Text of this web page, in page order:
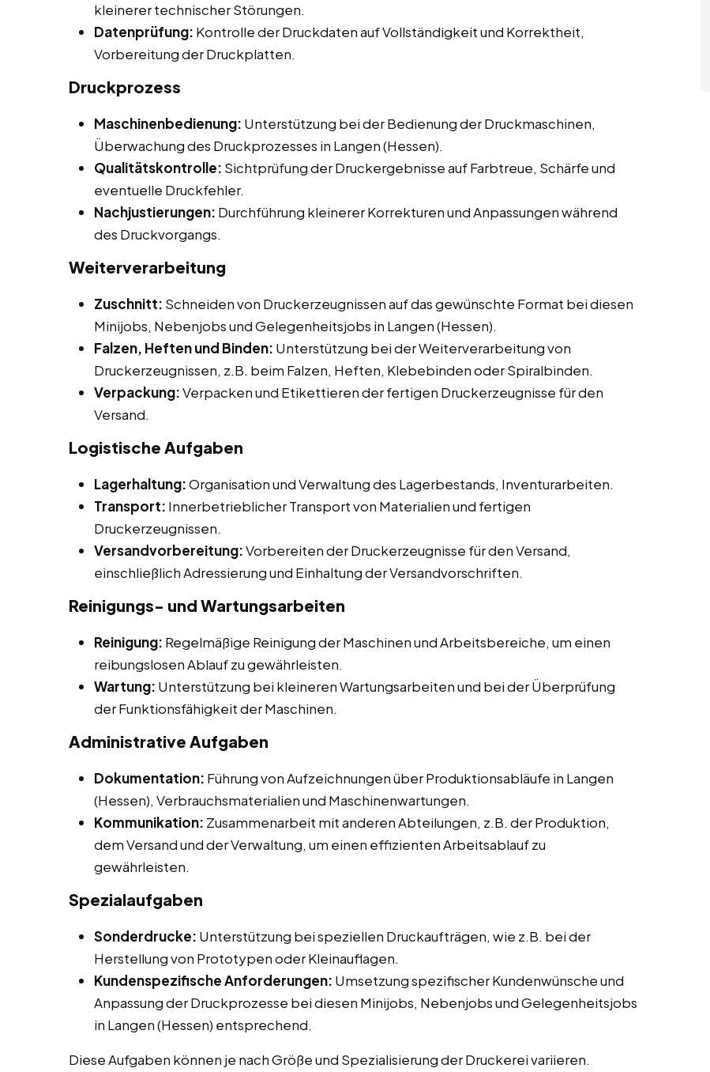
kleinerer technischer Störungen.
Datenprüfung: Kontrolle der Druckdaten auf Vollständigkeit und Korrektheit,
Vorbereitung der Druckplatten.
Druckprozess
Maschinenbedienung: Unterstützung bei der Bedienung der Druckmaschinen,
Überwachung des Druckprozesses in Langen (Hessen).
Qualitätskontrolle: Sichtprüfung der Druckergebnisse auf Farbtreue, Schärfe und
eventuelle Druckfehler.
Nachjustierungen: Durchführung kleinerer Korrekturen und Anpassungen während
des Druckvorgangs.
Weiterverarbeitung
Zuschnitt: Schneiden von Druckerzeugnissen auf das gewünschte Format bei diesen
Minijobs, Nebenjobs und Gelegenheitsjobs in Langen (Hessen).
Falzen, Heften und Binden: Unterstützung bei der Weiterverarbeitung von
Druckerzeugnissen, z.B. beim Falzen, Heften, Klebebinden oder Spiralbinden.
Verpackung:Verpacken und Etikettieren der fertigen Druckerzeugnisse für den
Versand.
Logistische Aufgaben
Lagerhaltung:Organisation und Verwaltung des Lagerbestands, Inventurarbeiten.
Transport: Innerbetrieblicher Transport von Materialien und fertigen
Druckerzeugnissen.
Versandvorbereitung:Vorbereiten der Druckerzeugnisse für den Versand,
einschließlich Adressierung und Einhaltung der Versandvorschriften.
Reinigungs- und Wartungsarbeiten
Reinigung: Regelmäßige Reinigung der Maschinen und Arbeitsbereiche, um einen
reibungslosen Ablauf zu gewährleisten.
Wartung: Unterstützung bei kleineren Wartungsarbeiten und bei der Überprüfung
der Funktionsfähigkeit der Maschinen.
Administrative Aufgaben
Dokumentation: Führung von Aufzeichnungen über Produktionsabläufe in Langen
(Hessen), Verbrauchsmaterialien und Maschinenwartungen.
Kommunikation: Zusammenarbeit mit anderen Abteilungen, z.B. der Produktion,
dem Versand und der Verwaltung, um einen effizienten Arbeitsablauf zu
gewährleisten.
Spezialaufgaben
Sonderdrucke: Unterstützung bei speziellen Druckaufträgen, wie z.B. bei der
Herstellung von Prototypen oder Kleinauflagen.
Kundenspezifische Anforderungen: Umsetzung spezifischer Kundenwünsche und
Anpassung der Druckprozesse bei diesen Minijobs, Nebenjobs und Gelegenheitsjobs
in Langen (Hessen) entsprechend.
Diese Aufgaben können je nach Größe und Spezialisierung der Druckerei variieren.